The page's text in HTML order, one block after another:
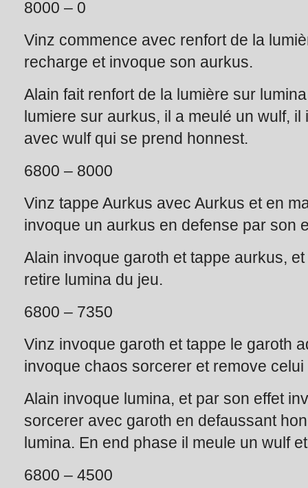
8000 – 0
Vinz commence avec renfort de la
recharge et invoque son aurkus.
Alain fait renfort de la lumière sur
lumiere sur aurkus, il a meulé un wulf,
avec wulf qui se prend honnest.
6800 – 8000
Vinz tappe Aurkus avec Aurkus et en
invoque un aurkus en defense par son
Alain invoque garoth et tappe aurkus,
retire lumina du jeu.
6800 – 7350
Vinz invoque garoth et tappe le garoth
invoque chaos sorcerer et remove celui
Alain invoque lumina, et par son effet
sorcerer avec garoth en defaussant
lumina. En end phase il meule un wulf
6800 – 4500